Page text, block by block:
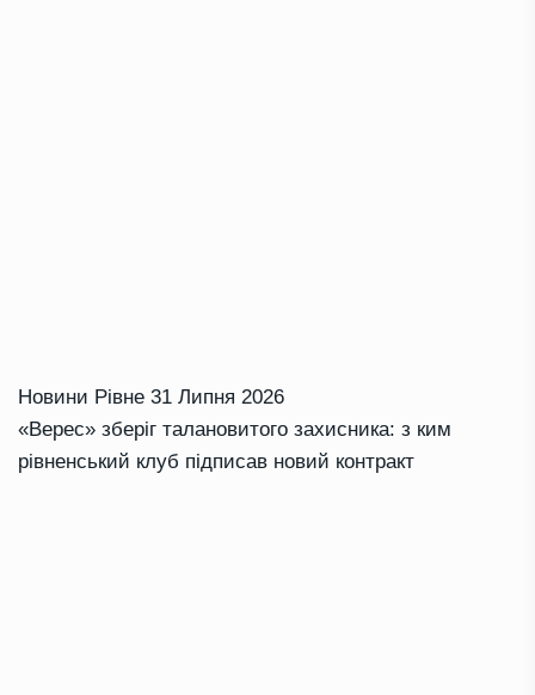
Новини Рівне 31 Липня 2026
«Верес» зберіг талановитого захисника: з ким
рівненський клуб підписав новий контракт